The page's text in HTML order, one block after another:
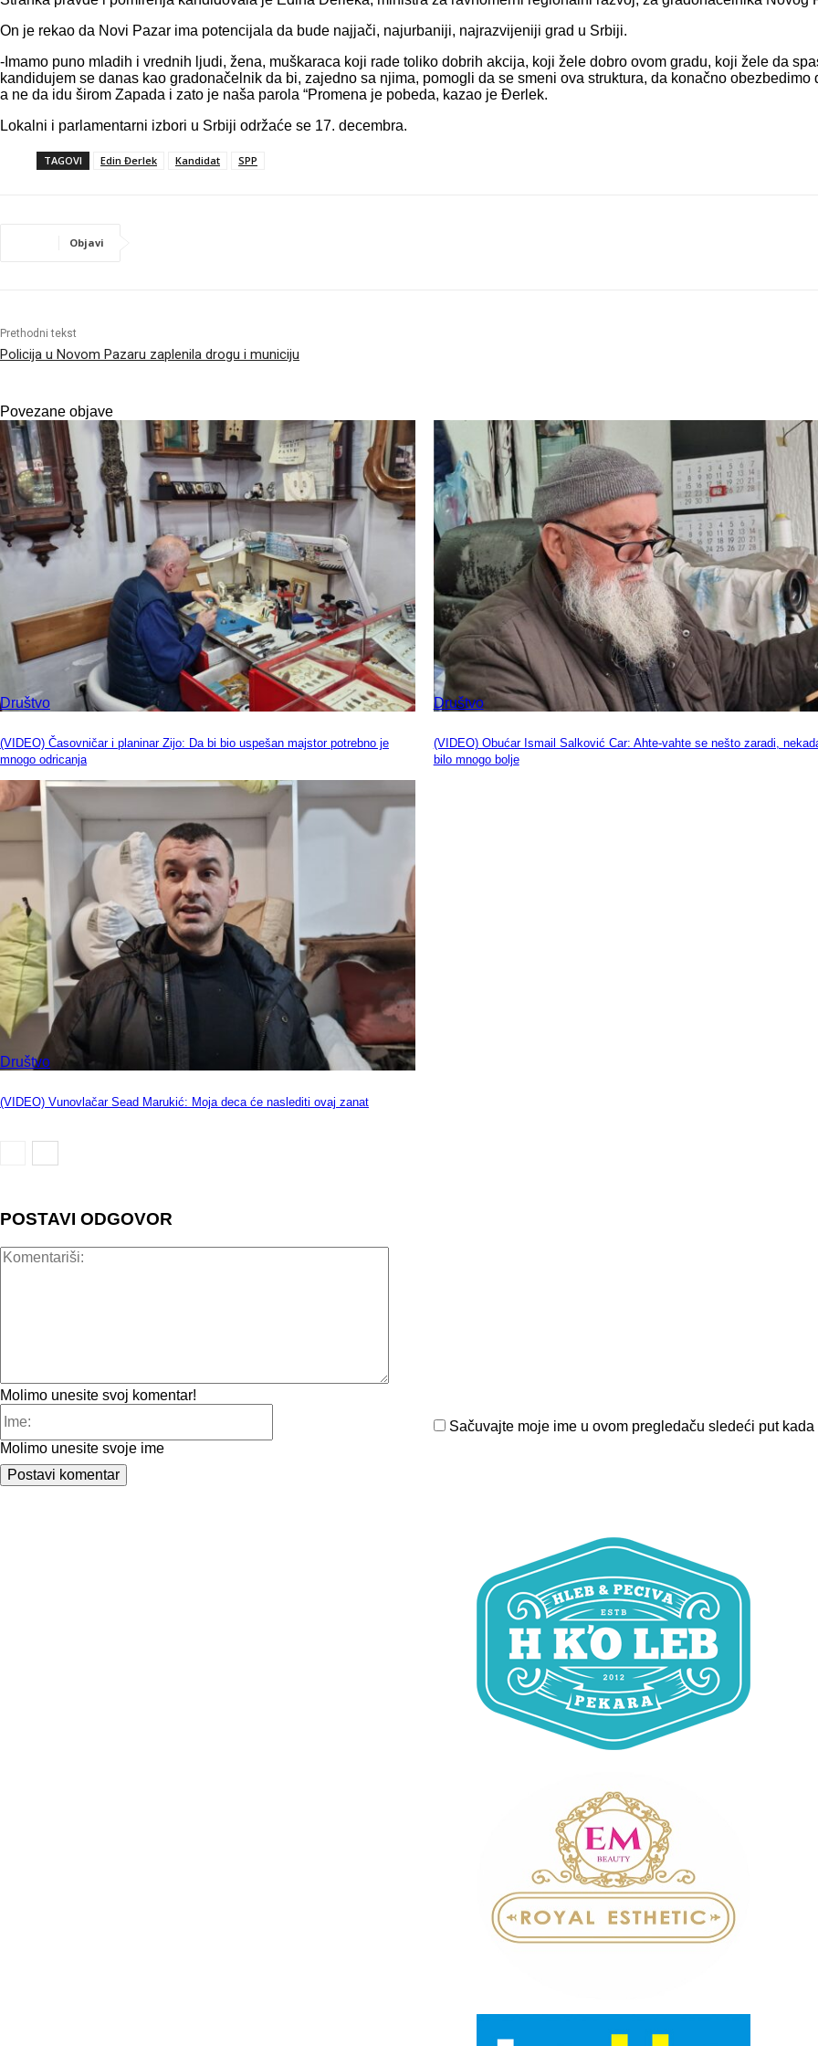
On je rekao da Novi Pazar ima potencijala da bude najjači, najurbaniji, najrazvijeniji grad u Srbiji.
-Imamo puno mladih i vrednih ljudi, žena, muškaraca koji rade toliko dobrih akcija, koji žele dobro ovom gradu, koji žele da
kandidujem se danas kao gradonačelnik da bi, zajedno sa njima, pomogli da se smeni ova struktura, da konačno
a ne da idu širom Zapada i zato je naša parola “Promena je pobeda, kazao je Đerlek.
Lokalni i parlamentarni izbori u Srbiji održaće se 17. decembra.
TAGOVI Edin Đerlek Kandidat SPP
Objavi
Prethodni tekst
Policija u Novom Pazaru zaplenila drogu i municiju
Povezane objave
Društvo
(VIDEO) Časovničar i planinar Zijo: Da bi bio uspešan majstor potrebno je
mnogo odricanja
Društvo
(VIDEO) Obućar Ismail Salković Car: Ahte-vahte se nešto zaradi,
bilo mnogo bolje
Društvo
(VIDEO) Vunovlačar Sead Marukić: Moja deca će naslediti ovaj zanat
POSTAVI ODGOVOR
Molimo unesite svoj komentar!
Molimo unesite svoje ime
Sačuvajte moje ime u ovom pregledaču sledeći put